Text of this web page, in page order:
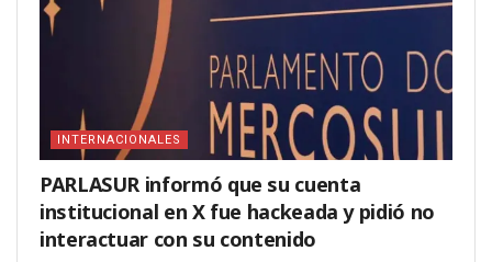
INTERNACIONALES
PARLASUR informó que su cuenta
institucional en X fue hackeada y pidió no
interactuar con su contenido